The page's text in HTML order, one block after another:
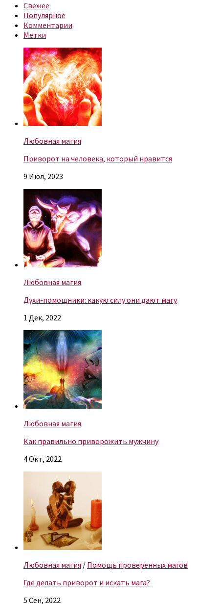
Свежее
Популярное
Комментарии
Метки
Любовная магия
Приворот на человека, который нравится
9 Июл, 2023
Любовная магия
Духи-помощники: какую силу они дают магу
1 Дек, 2022
Любовная магия
Как правильно приворожить мужчину
4 Окт, 2022
Любовная магия / Помощь проверенных магов
Где делать приворот и искать мага?
5 Сен, 2022